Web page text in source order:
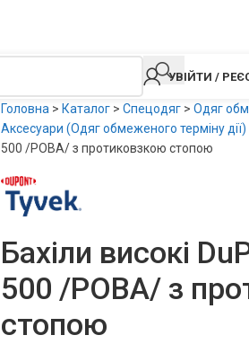
УВІЙТИ /
Головна > Каталог> Спецодяг> Одяг
Аксесуари (Одяг обмеженого терміну дії)
500 /POBA/ з протиковзкою стопою
Бахіли високі
500 /POBA/ з
стопою